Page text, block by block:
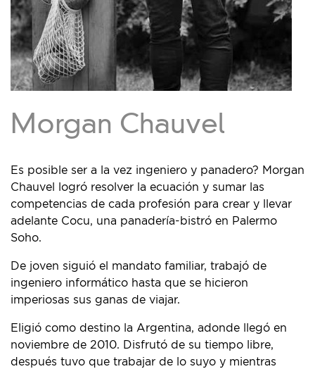
Morgan Chauvel
Es posible ser a la vez ingeniero y panadero? Morgan
Chauvel logró resolver la ecuación y sumar las
competencias de cada profesión para crear y llevar
adelante Cocu, una panadería-bistró en Palermo
Soho.
De joven siguió el mandato familiar, trabajó de
ingeniero informático hasta que se hicieron
imperiosas sus ganas de viajar.
Eligió como destino la Argentina, adonde llegó en
noviembre de 2010. Disfrutó de su tiempo libre,
después tuvo que trabajar de lo suyo y mientras